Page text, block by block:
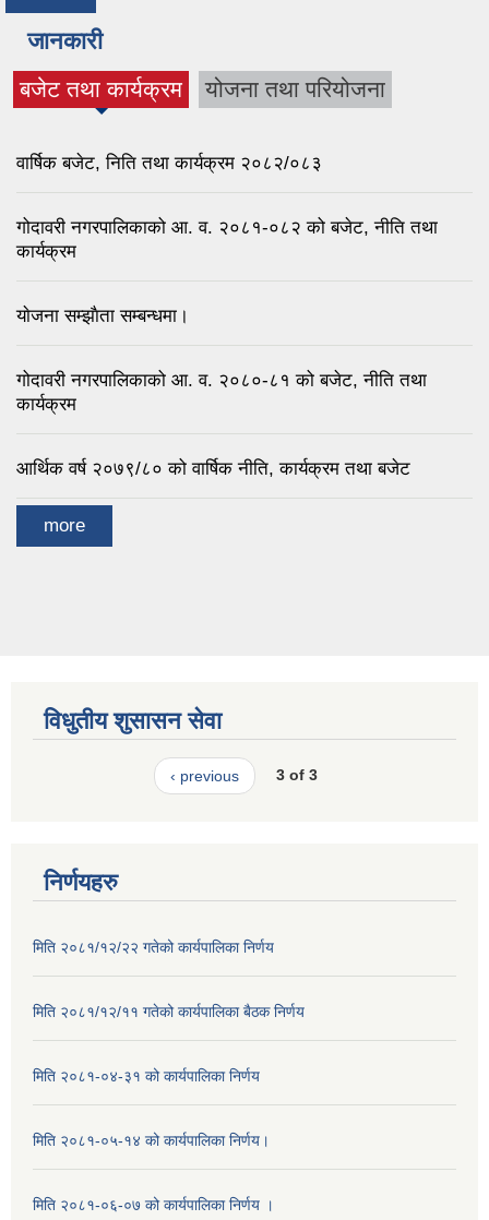
जानकारी
बजेट तथा कार्यक्रम
(active tab) योजना तथा परियोजना
वार्षिक बजेट, निति तथा कार्यक्रम २०८२/०८३
गोदावरी नगरपालिकाको आ. व. २०८१-०८२ को बजेट, नीति तथा
कार्यक्रम
याेजना सम्झाैता सम्बन्धमा।
गोदावरी नगरपालिकाको आ. व. २०८०-८१ को बजेट, नीति तथा
कार्यक्रम
आर्थिक वर्ष २०७९/८० को वार्षिक नीति, कार्यक्रम तथा बजेट
more
विधुतीय शुसासन सेवा
‹ previous 3 of 3
निर्णयहरु
मिति २०८१/१२/२२ गतेको कार्यपालिका निर्णय
मिति २०८१/१२/११ गतेको कार्यपालिका बैठक निर्णय
मिति २०८१-०४-३१ को कार्यपालिका निर्णय
मिति २०८१-०५-१४ को कार्यपालिका निर्णय।
मिति २०८१-०६-०७ को कार्यपालिका निर्णय ।